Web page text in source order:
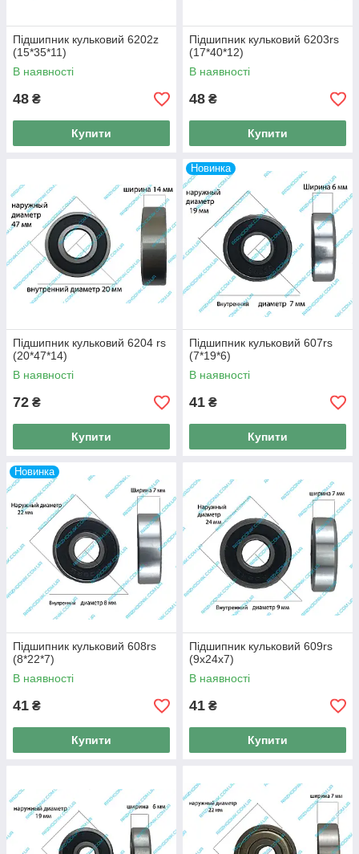
Підшипник кульковий 6202z
(15*35*11)
В наявності
48 ₴
Купити
Підшипник кульковий 6203rs
(17*40*12)
В наявності
48 ₴
Купити
Підшипник кульковий 6204 rs
(20*47*14)
В наявності
72 ₴
Купити
Новинка
Підшипник кульковий 607rs
(7*19*6)
В наявності
41 ₴
Купити
Новинка
Підшипник кульковий 608rs
(8*22*7)
В наявності
41 ₴
Купити
Підшипник кульковий 609rs
(9х24х7)
В наявності
41 ₴
Купити